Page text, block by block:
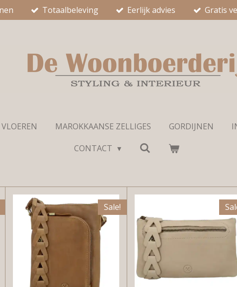
Totaalbeleving Eerlijk advies Gratis
VLOEREN MAROKKAANSE ZELLIGES GORDIJNEN
CONTACT
Sale!